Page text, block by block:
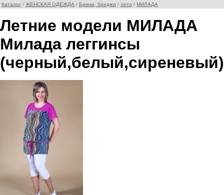
Каталог / ЖЕНСКАЯ ОДЕЖДА / Брюки, бриджи / лето / МИЛАДА
Летние модели МИЛАДА
Милада леггинсы
(черный,белый,сиреневый)